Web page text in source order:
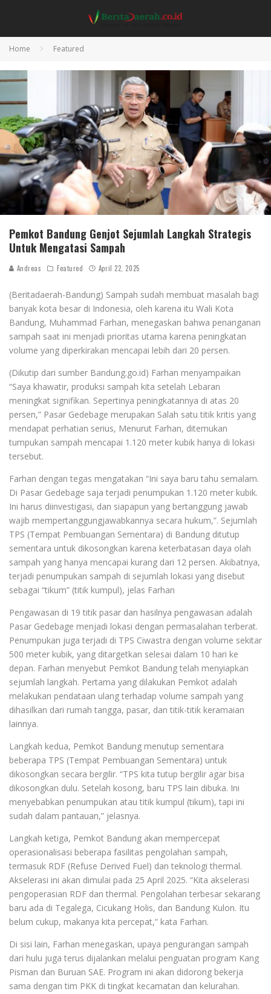
Home Featured
Pemkot Bandung Genjot Sejumlah Langkah Strategis
Untuk Mengatasi Sampah
Andreas Featured April 22, 2025
(Beritadaerah-Bandung) Sampah sudah membuat masalah bagi
banyak kota besar di Indonesia, oleh karena itu Wali Kota
Bandung, Muhammad Farhan, menegaskan bahwa penanganan
sampah saat ini menjadi prioritas utama karena peningkatan
volume yang diperkirakan mencapai lebih dari 20 persen.
(Dikutip dari sumber Bandung.go.id) Farhan menyampaikan
“Saya khawatir, produksi sampah kita setelah Lebaran
meningkat signifikan. Sepertinya peningkatannya di atas 20
persen,” Pasar Gedebage merupakan Salah satu titik kritis yang
mendapat perhatian serius, Menurut Farhan, ditemukan
tumpukan sampah mencapai 1.120 meter kubik hanya di lokasi
tersebut.
Farhan dengan tegas mengatakan “Ini saya baru tahu semalam.
Di Pasar Gedebage saja terjadi penumpukan 1.120 meter kubik.
Ini harus diinvestigasi, dan siapapun yang bertanggung jawab
wajib mempertanggungjawabkannya secara hukum,”. Sejumlah
TPS (Tempat Pembuangan Sementara) di Bandung ditutup
sementara untuk dikosongkan karena keterbatasan daya olah
sampah yang hanya mencapai kurang dari 12 persen. Akibatnya,
terjadi penumpukan sampah di sejumlah lokasi yang disebut
sebagai “tikum” (titik kumpul), jelas Farhan
Pengawasan di 19 titik pasar dan hasilnya pengawasan adalah
Pasar Gedebage menjadi lokasi dengan permasalahan terberat.
Penumpukan juga terjadi di TPS Ciwastra dengan volume sekitar
500 meter kubik, yang ditargetkan selesai dalam 10 hari ke
depan. Farhan menyebut Pemkot Bandung telah menyiapkan
sejumlah langkah. Pertama yang dilakukan Pemkot adalah
melakukan pendataan ulang terhadap volume sampah yang
dihasilkan dari rumah tangga, pasar, dan titik-titik keramaian
lainnya.
Langkah kedua, Pemkot Bandung menutup sementara
beberapa TPS (Tempat Pembuangan Sementara) untuk
dikosongkan secara bergilir. “TPS kita tutup bergilir agar bisa
dikosongkan dulu. Setelah kosong, baru TPS lain dibuka. Ini
menyebabkan penumpukan atau titik kumpul (tikum), tapi ini
sudah dalam pantauan,” jelasnya.
Langkah ketiga, Pemkot Bandung akan mempercepat
operasionalisasi beberapa fasilitas pengolahan sampah,
termasuk RDF (Refuse Derived Fuel) dan teknologi thermal.
Akselerasi ini akan dimulai pada 25 April 2025. “Kita akselerasi
pengoperasian RDF dan thermal. Pengolahan terbesar sekarang
baru ada di Tegalega, Cicukang Holis, dan Bandung Kulon. Itu
belum cukup, makanya kita percepat,” kata Farhan.
Di sisi lain, Farhan menegaskan, upaya pengurangan sampah
dari hulu juga terus dijalankan melalui penguatan program Kang
Pisman dan Buruan SAE. Program ini akan didorong bekerja
sama dengan tim PKK di tingkat kecamatan dan kelurahan.